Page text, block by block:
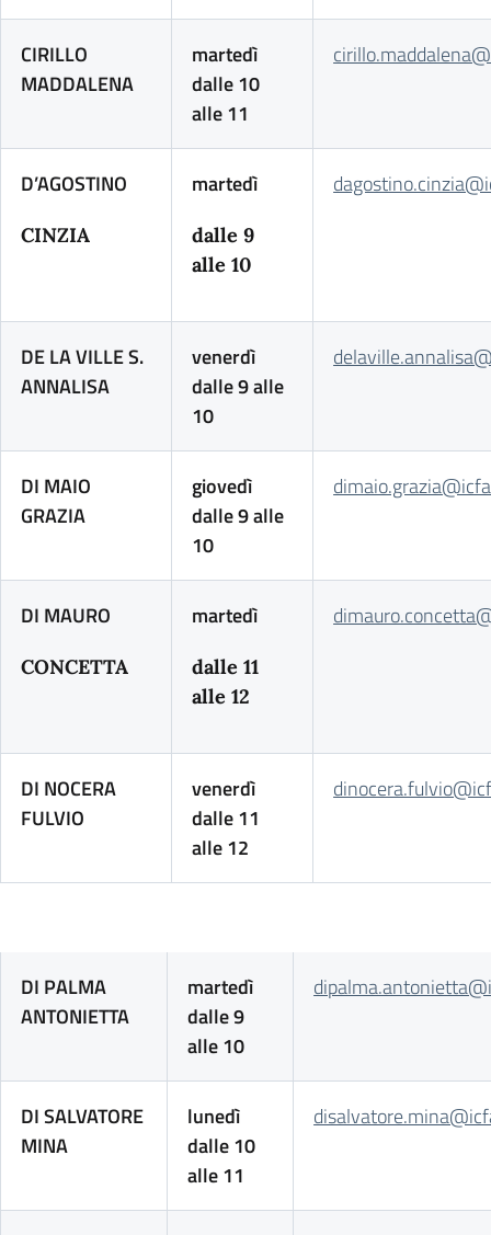
CIRILLO
MADDALENA
martedì
dalle 10
alle 11
D’AGOSTINO
CINZIA
martedì
dalle 9
alle 10
DE LA VILLE S.
ANNALISA
venerdì
dalle 9 alle
10
DI MAIO
GRAZIA
giovedì
dalle 9 alle
10
DI MAURO
CONCETTA
martedì
dalle 11
alle 12
DI NOCERA
FULVIO
venerdì
dalle 11
alle 12
DI PALMA
ANTONIETTA
martedì
dalle 9
alle 10
DI SALVATORE
MINA
lunedì
dalle 10
alle 11